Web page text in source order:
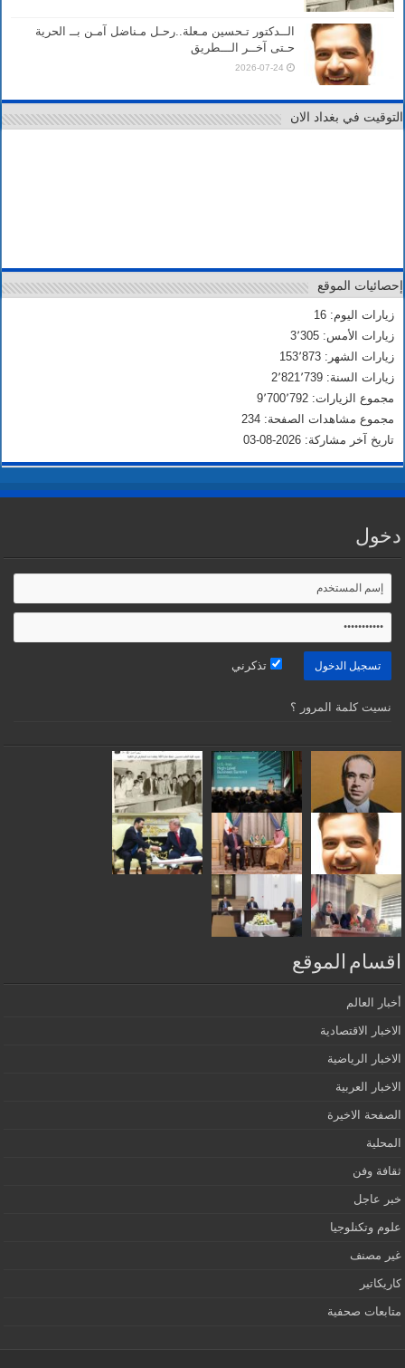
الــدكتور تـحسين مـعلة..رحـل مـناضل آمـن بــ الحرية
حـتى آخــر الـــطريق
2026-07-24
التوقيت في بغداد الان
إحصائيات الموقع
زيارات اليوم: 16
زيارات الأمس: 3٬305
زيارات الشهر: 153٬873
زيارات السنة: 2٬821٬739
مجموع الزيارات: 9٬700٬792
مجموع مشاهدات الصفحة: 234
تاريخ آخر مشاركة: 2026-08-03
دخول
تذكرني
نسيت كلمة المرور ؟
اقسام الموقع
أخبار العالم
الاخبار الاقتصادية
الاخبار الرياضية
الاخبار العربية
الصفحة الاخيرة
المحلية
ثقافة وفن
خبر عاجل
علوم وتكنلوجيا
غير مصنف
كاريكاتير
متابعات صحفية